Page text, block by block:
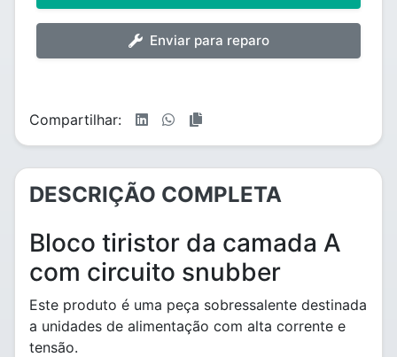
Enviar para reparo
Compartilhar:
DESCRIÇÃO COMPLETA
Bloco tiristor da camada A
com circuito snubber
Este produto é uma peça sobressalente destinada
a unidades de alimentação com alta corrente e
tensão.